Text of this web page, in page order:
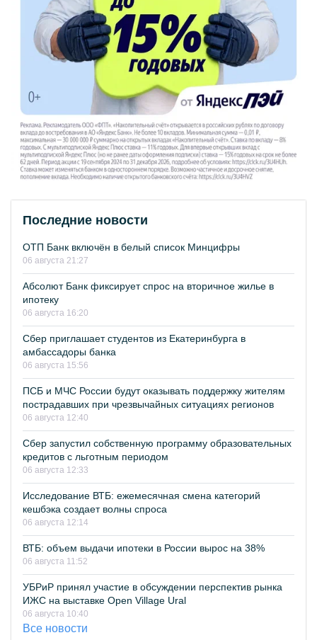
Последние новости
ОТП Банк включён в белый список Минцифры
06 августа 21:27
Абсолют Банк фиксирует спрос на вторичное жилье в
ипотеку
06 августа 16:20
Сбер приглашает студентов из Екатеринбурга в
амбассадоры банка
06 августа 15:56
ПСБ и МЧС России будут оказывать поддержку жителям
пострадавших при чрезвычайных ситуациях регионов
06 августа 12:40
Сбер запустил собственную программу образовательных
кредитов с льготным периодом
06 августа 12:33
Исследование ВТБ: ежемесячная смена категорий
кешбэка создает волны спроса
06 августа 12:14
ВТБ: объем выдачи ипотеки в России вырос на 38%
06 августа 11:52
УБРиР принял участие в обсуждении перспектив рынка
ИЖС на выставке Open Village Ural
06 августа 10:40
Все новости